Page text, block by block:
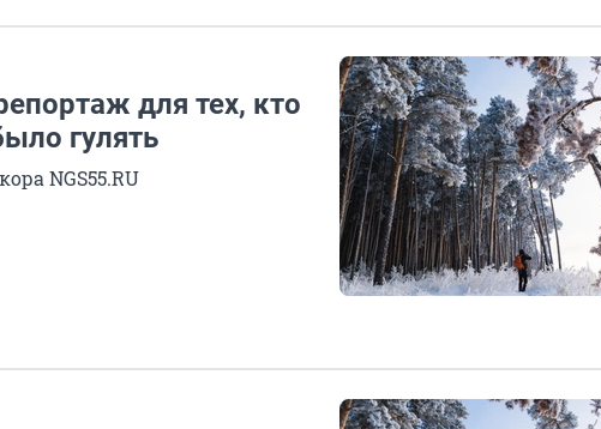
для тех, кто
гулять
NGS55.RU